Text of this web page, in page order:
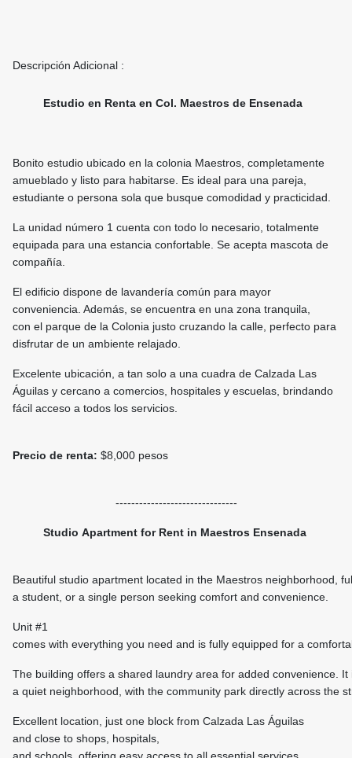
Descripción Adicional :
Estudio en Renta en Col. Maestros de Ensenada
Bonito estudio ubicado en la colonia Maestros, completamente
amueblado y listo para habitarse. Es ideal para una pareja,
estudiante o persona sola que busque comodidad y practicidad.
La unidad número 1 cuenta con todo lo necesario, totalmente
equipada para una estancia confortable. Se acepta mascota de
compañía.
El edificio dispone de lavandería común para mayor
conveniencia. Además, se encuentra en una zona tranquila,
con el parque de la Colonia justo cruzando la calle, perfecto para
disfrutar de un ambiente relajado.
Excelente ubicación, a tan solo a una cuadra de Calzada Las
Águilas y cercano a comercios, hospitales y escuelas, brindando
fácil acceso a todos los servicios.
Precio de renta: $8,000 pesos
-------------------------------
Studio Apartment for Rent in Maestros Ensenada
Beautiful studio apartment located in the Maestros neighborhood,
a student, or a single person seeking comfort and convenience.
Unit #1
comes with everything you need and is fully equipped for a
The building offers a shared laundry area for added convenience. It
a quiet neighborhood, with the community park directly across the
Excellent location, just one block from Calzada Las Águilas
and close to shops, hospitals,